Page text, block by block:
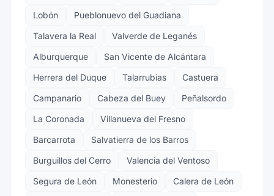
Lobón
Pueblonuevo del Guadiana
Talavera la Real
Valverde de Leganés
Alburquerque
San Vicente de Alcántara
Herrera del Duque
Talarrubias
Castuera
Campanario
Cabeza del Buey
Peñalsordo
La Coronada
Villanueva del Fresno
Barcarrota
Salvatierra de los Barros
Burguillos del Cerro
Valencia del Ventoso
Segura de León
Monesterio
Calera de León